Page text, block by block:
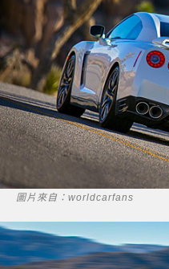
圖片來自：worldcarfans